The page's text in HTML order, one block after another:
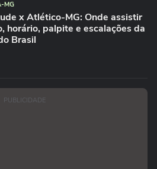
MG
x Atlético-MG: Onde assistir
horário, palpite e escalações da
Brasil
PUBLICIDADE